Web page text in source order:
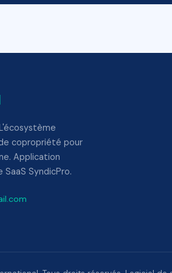
copropriété pour
Application
SyndicPro.